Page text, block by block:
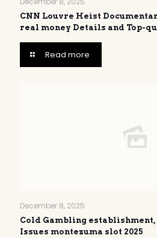
CNN Louvre Heist
real money Details and Top-
Read more
December 8, 2025
Cold Gambling establishment,
Issues montezuma slot 2025